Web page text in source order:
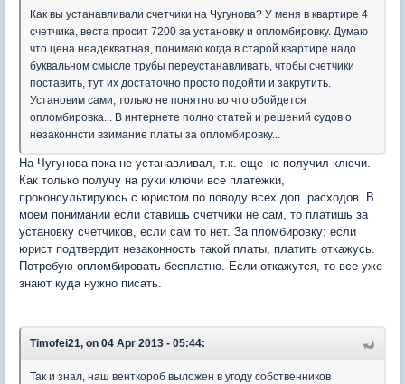
Как вы устанавливали счетчики на Чугунова? У меня в квартире 4
счетчика, веста просит 7200 за установку и опломбировку. Думаю
что цена неадекватная, понимаю когда в старой квартире надо
буквальном смысле трубы переустанавливать, чтобы счетчики
поставить, тут их достаточно просто подойти и закрутить.
Установим сами, только не понятно во что обойдется
опломбировка... В интернете полно статей и решений судов о
незаконнсти взимание платы за опломбировку...
На Чугунова пока не устанавливал, т.к. еще не получил ключи.
Как только получу на руки ключи все платежки,
проконсультируюсь с юристом по поводу всех доп. расходов. В
моем понимании если ставишь счетчики не сам, то платишь за
установку счетчиков, если сам то нет. За пломбировку: если
юрист подтвердит незаконность такой платы, платить откажусь.
Потребую опломбировать бесплатно. Если откажутся, то все уже
знают куда нужно писать.
Timofei21, on 04 Apr 2013 - 05:44:
Так и знал, наш венткороб выложен в угоду собственников